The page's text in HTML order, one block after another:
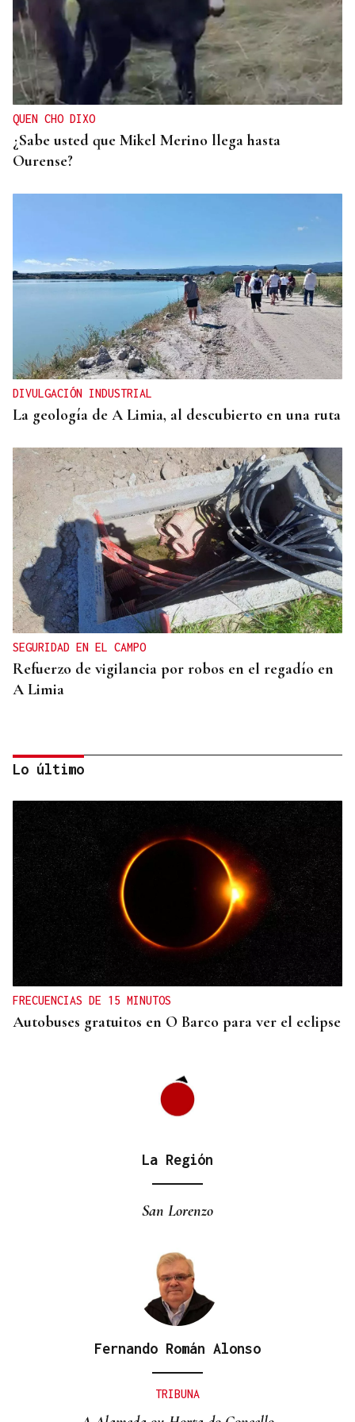
QUEN CHO DIXO
¿Sabe usted que Mikel Merino llega hasta
Ourense?
DIVULGACIÓN INDUSTRIAL
La geología de A Limia, al descubierto en una ruta
SEGURIDAD EN EL CAMPO
Refuerzo de vigilancia por robos en el regadío en
A Limia
CONTROL DE POBOACIÓN
A Limia, “zona cero” para o censo das aves galegas
Lo último
FRECUENCIAS DE 15 MINUTOS
Autobuses gratuitos en O Barco para ver el eclipse
La Región
San Lorenzo
Fernando Román Alonso
TRIBUNA